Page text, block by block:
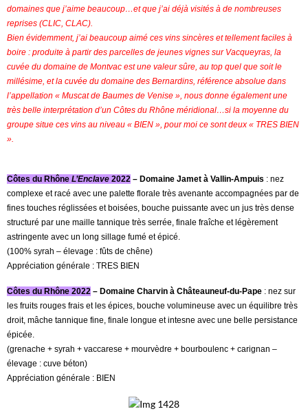
domaines que j’aime beaucoup…et que j’ai déjà visités à de nombreuses
reprises (CLIC, CLAC).
Bien évidemment, j’ai beaucoup aimé ces vins sincères et tellement faciles à
boire : produite à partir des parcelles de jeunes vignes sur Vacqueyras, la
cuvée du domaine de Montvac est une valeur sûre, au top quel que soit le
millésime, et la cuvée du domaine des Bernardins, référence absolue dans
l’appellation « Muscat de Baumes de Venise », nous donne également une
très belle interprétation d’un Côtes du Rhône méridional…si la moyenne du
groupe situe ces vins au niveau « BIEN », pour moi ce sont deux « TRES BIEN
».
Côtes du Rhône L’Enclave 2022 – Domaine Jamet à Vallin-Ampuis : nez
complexe et racé avec une palette florale très avenante accompagnées par de
fines touches réglissées et boisées, bouche puissante avec un jus très dense
structuré par une maille tannique très serrée, finale fraîche et légèrement
astringente avec un long sillage fumé et épicé.
(100% syrah – élevage : fûts de chêne)
Appréciation générale : TRES BIEN
Côtes du Rhône 2022 – Domaine Charvin à Châteauneuf-du-Pape : nez sur
les fruits rouges frais et les épices, bouche volumineuse avec un équilibre très
droit, mâche tannique fine, finale longue et intesne avec une belle persistance
épicée.
(grenache + syrah + vaccarese + mourvèdre + bourboulenc + carignan –
élevage : cuve béton)
Appréciation générale : BIEN